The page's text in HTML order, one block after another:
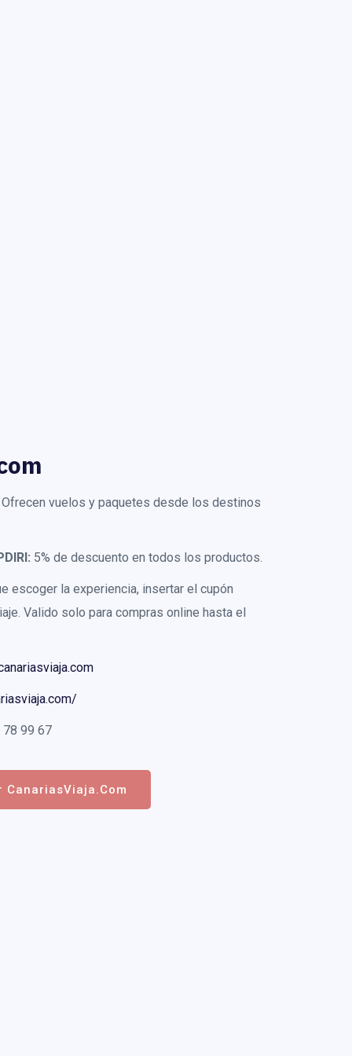
vuelos y paquetes desde los destinos
5% de descuento en todos los productos.
escoger la experiencia, insertar el cupón
Valido solo para compras online hasta el
99 67
CanariasViaja.com